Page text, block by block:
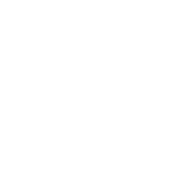
Sandalia negra para
013 004